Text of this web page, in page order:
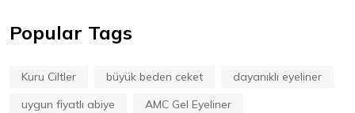
Popular Tags
Kuru Ciltler büyük beden ceket
dayanıklı eyeliner
uygun fiyatlı abiye
AMC Gel Eyeliner